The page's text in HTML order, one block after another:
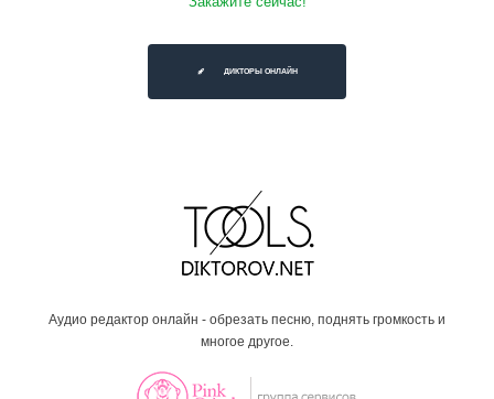
ДИКТОРЫ ОНЛАЙН
Аудио редактор онлайн - обрезать песню, поднять громкость и
многое другое.